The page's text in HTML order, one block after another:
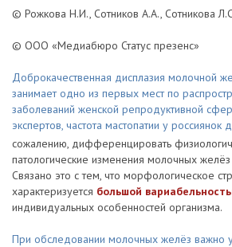
© Рожкова Н.И., Сотников А.А., Сотникова
© ООО «Медиабюро Статус презенс»
Доброкачественная дисплазия молочной
занимает одно из первых мест по
заболеваний женской репродуктивной
экспертов, частота мастопатии у россиянок
сожалению, дифференцировать
патологические изменения молочных
Связано это с тем, что морфологическое
характеризуется большой
индивидуальных особенностей организма.
При обследовании молочных желёз важно